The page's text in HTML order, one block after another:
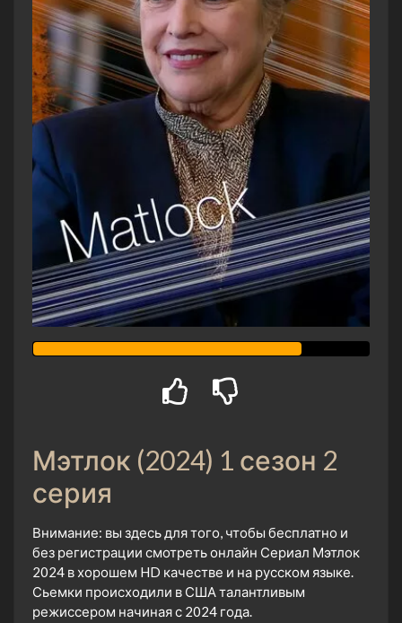
Мэтлок (2024) 1 сезон 2
серия
Внимание: вы здесь для того, чтобы бесплатно и
без регистрации смотреть онлайн Сериал Мэтлок
2024 в хорошем HD качестве и на русском языке.
Сьемки происходили в США талантливым
режиссером начиная с 2024 года.